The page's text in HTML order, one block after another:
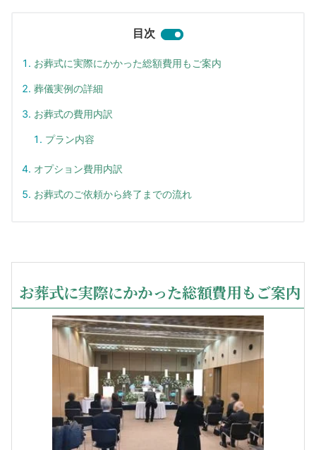
目次
お葬式に実際にかかった総額費用もご案内
葬儀実例の詳細
お葬式の費用内訳
プラン内容
オプション費用内訳
お葬式のご依頼から終了までの流れ
お葬式に実際にかかった総額費用もご案内